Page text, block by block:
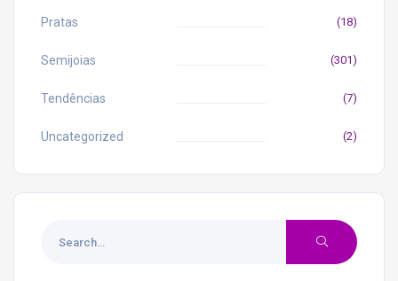
Pratas (18)
Semijoias (301)
Tendências (7)
Uncategorized (2)